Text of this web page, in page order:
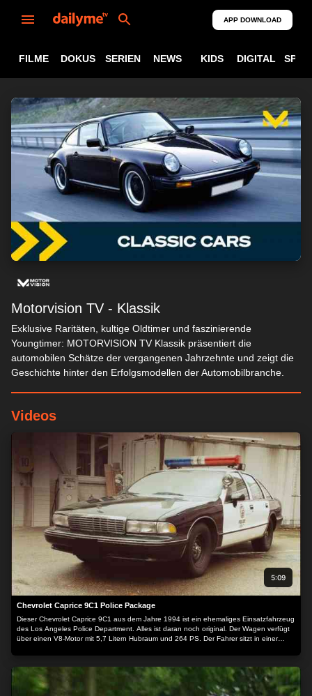
APP DOWNLOAD
FILME DOKUS SERIEN NEWS KIDS DIGITAL
Motorvision TV - Klassik
Exklusive Raritäten, kultige Oldtimer und faszinierende
Youngtimer: MOTORVISION TV Klassik präsentiert die
automobilen Schätze der vergangenen Jahrzehnte und zeigt die
Geschichte hinter den Erfolgsmodellen der Automobilbranche.
Videos
5:09
Chevrolet Caprice 9C1 Police Package
Dieser Chevrolet Caprice 9C1 aus dem Jahre 1994 ist ein ehemaliges Einsatzfahrzeug
des Los Angeles Police Department. Alles ist daran noch original. Der Wagen verfügt
über einen V8-Motor mit 5,7 Litern Hubraum und 264 PS. Der Fahrer sitzt in einer
Funkanlage und dem Warnlicht mit Sirene verfügt der Chevy über keinerlei
Sonderausstattung. Die bullige Karosserie wurde oft als "Wal" verspottet, aber der
Chevy Caprice erinnert viel eher an einen Hai.